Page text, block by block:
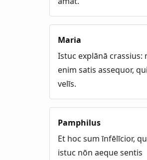
Maria
Istuc explānā crassius:
enim satis assequor,
velīs.
Pamphilus
Et hoc sum īnfēlīcior,
istuc nōn aeque sentis